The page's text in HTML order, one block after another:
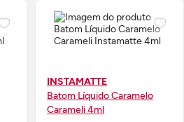
INSTAMATTE
Batom Líquido Caramelo
Carameli 4ml